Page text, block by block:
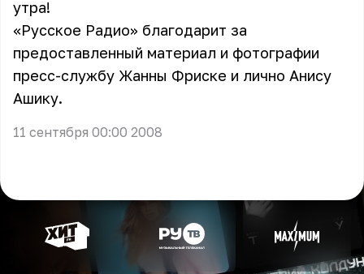
утра!
«Русское Радио» благодарит за
предоставленный материал и фотографии
пресс-службу Жанны Фриске и лично Анису
Ашику.
11 сентября 00:00 2008